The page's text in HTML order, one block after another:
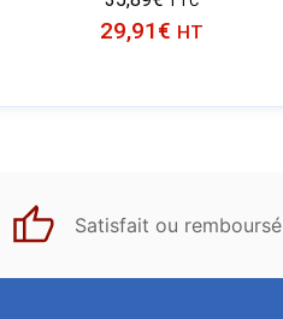
29,91€ HT
Satisfait ou remboursé